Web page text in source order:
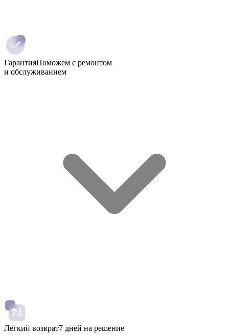
ГарантияПоможем с ремонтом
и обслуживанием
Лёгкий возврат7 дней на решение